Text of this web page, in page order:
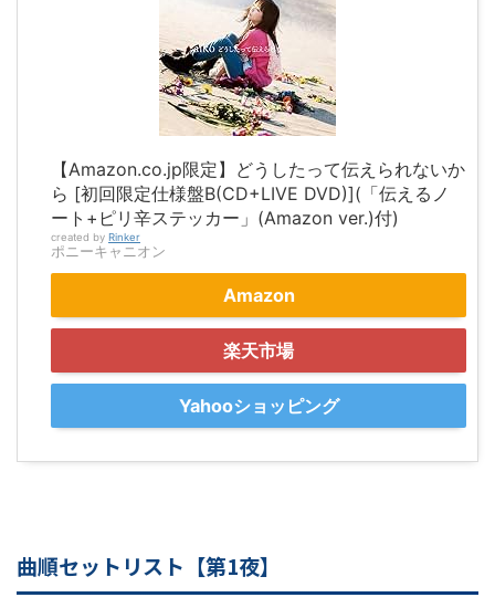
【Amazon.co.jp限定】どうしたって伝えられないか
ら [初回限定仕様盤B(CD+LIVE DVD)](「伝えるノ
ート+ピリ辛ステッカー」(Amazon ver.)付)
created by Rinker
ポニーキャニオン
Amazon
楽天市場
Yahooショッピング
曲順セットリスト【第1夜】